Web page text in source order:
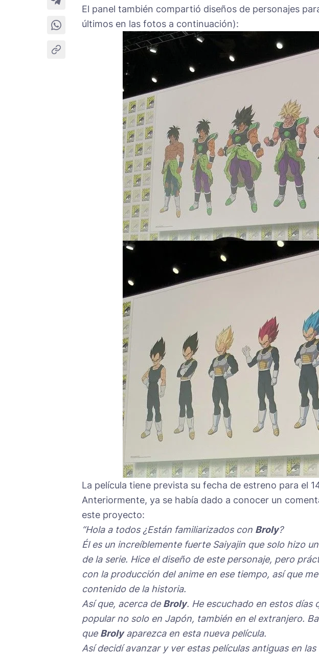
El panel también compartió diseños de personajes
últimos en las fotos a continuación):
La película tiene prevista su fecha de estreno para el
Anteriormente, ya se había dado a conocer un
este proyecto:
“Hola a todos ¿Están familiarizados con Broly?
Él es un increíblemente fuerte Saiyajin que solo hizo
de la serie. Hice el diseño de este personaje, pero
con la producción del anime en ese tiempo, así que
contenido de la historia.
Así que, acerca de Broly. He escuchado en estos días
popular no solo en Japón, también en el extranjero.
que Brolyaparezca en esta nueva película.
Así decidí avanzar y ver estas películas antiguas en